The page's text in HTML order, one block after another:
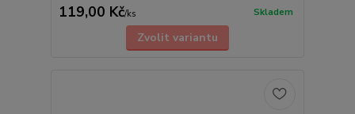
119,00 Kč/ks Skladem
Zvolit variantu